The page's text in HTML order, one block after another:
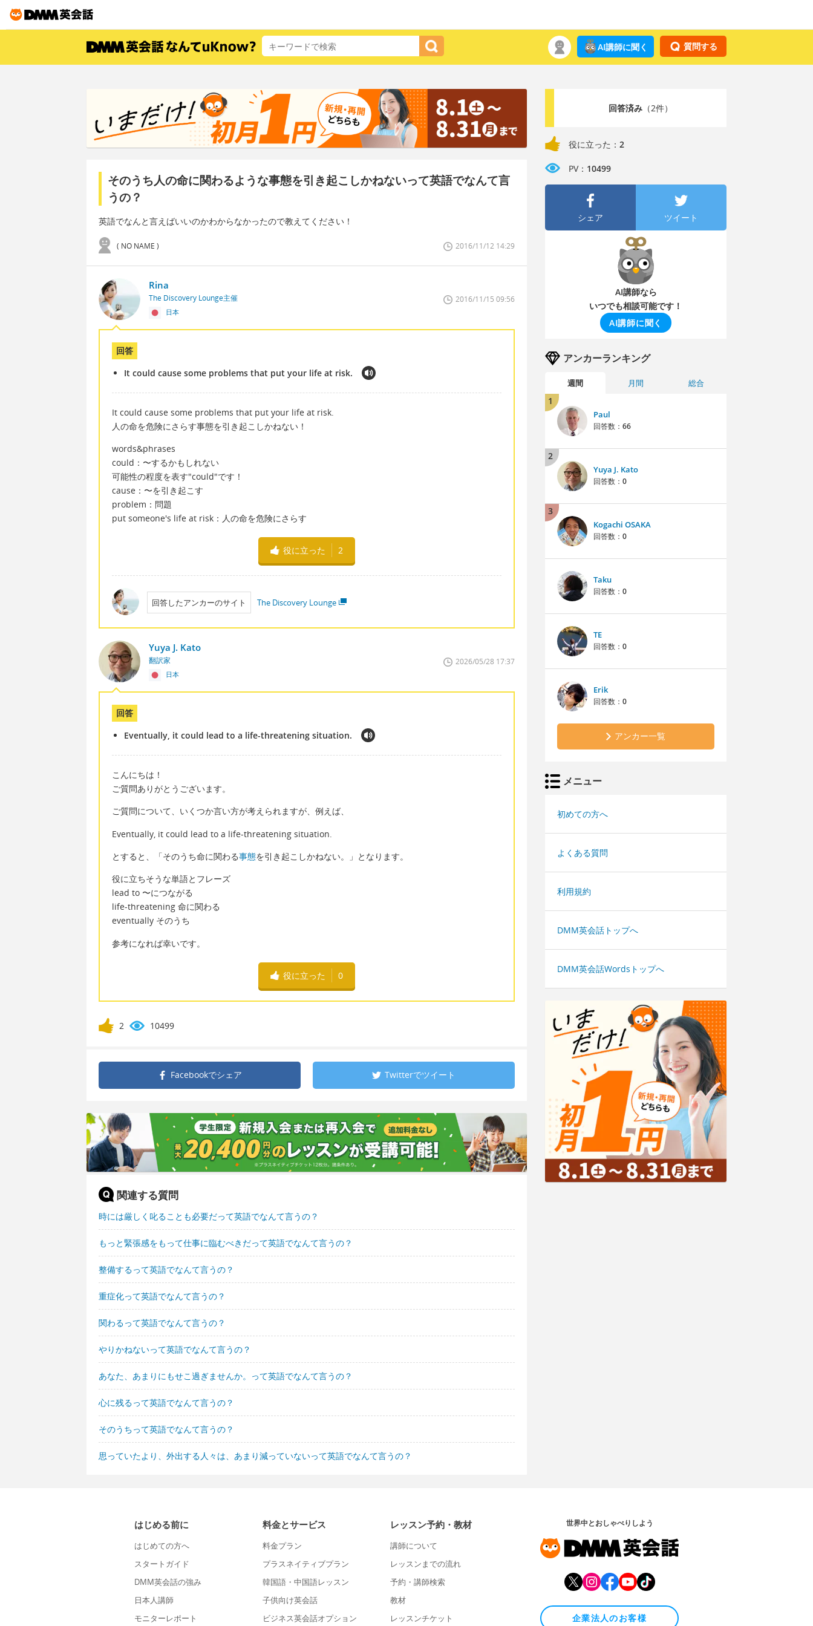
質問する
AI講師に聞く
そのうち人の命に関わるような事態を引き起こしかねないって英語でなんて言
うの？
英語でなんと言えばいいのかわからなかったので教えてください！
( NO NAME ) 2016/11/12 14:29
Rina
The Discovery Lounge主催
日本
2016/11/15 09:56
回答
It could cause some problems that put your life at risk.
It could cause some problems that put your life at risk.
人の命を危険にさらす事態を引き起こしかねない！
words&phrases
could：〜するかもしれない
可能性の程度を表す"could"です！
cause：〜を引き起こす
problem：問題
put someone's life at risk：人の命を危険にさらす
役に立った 2
回答したアンカーのサイト The Discovery Lounge
Yuya J. Kato
翻訳家
日本
2026/05/28 17:37
回答
Eventually, it could lead to a life-threatening situation.
こんにちは！
ご質問ありがとうございます。
ご質問について、いくつか言い方が考えられますが、例えば、
Eventually, it could lead to a life-threatening situation.
とすると、「そのうち命に関わる事態を引き起こしかねない。」となります。
役に立ちそうな単語とフレーズ
lead to 〜につながる
life-threatening 命に関わる
eventually そのうち
参考になれば幸いです。
役に立った 0
2 10499
Facebookでシェア Twitterでツイート
関連する質問
時には厳しく叱ることも必要だって英語でなんて言うの？
もっと緊張感をもって仕事に臨むべきだって英語でなんて言うの？
整備するって英語でなんて言うの？
重症化って英語でなんて言うの？
関わるって英語でなんて言うの？
やりかねないって英語でなんて言うの？
あなた、あまりにもせこ過ぎませんか。って英語でなんて言うの？
心に残るって英語でなんて言うの？
そのうちって英語でなんて言うの？
思っていたより、外出する人々は、あまり減っていないって英語でなんて言うの？
回答済み（2件）
役に立った： 2
PV： 10499
シェア ツイート
AI講師なら
いつでも相談可能です！
AI講師に聞く
アンカーランキング
週間 月間 総合
1
Paul
回答数： 66
2
Yuya J. Kato
回答数： 0
3
Kogachi OSAKA
回答数： 0
Taku
回答数： 0
TE
回答数： 0
Erik
回答数： 0
アンカー一覧
メニュー
初めての方へ
よくある質問
利用規約
DMM英会話トップへ
DMM英会話Wordsトップへ
はじめる前に
はじめての方へ
スタートガイド
DMM英会話の強み
日本人講師
モニターレポート
料金とサービス
料金プラン
プラスネイティブプラン
韓国語・中国語レッスン
子供向け英会話
ビジネス英会話オプション
レッスン予約・教材
講師について
レッスンまでの流れ
予約・講師検索
教材
レッスンチケット
世界中とおしゃべりしよう
企業法人のお客様